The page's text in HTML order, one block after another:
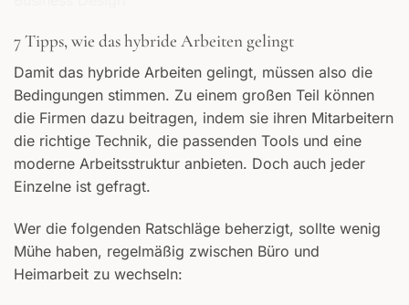
7 Tipps, wie das hybride Arbeiten gelingt
Damit das hybride Arbeiten gelingt, müssen also die
Bedingungen stimmen. Zu einem großen Teil können
die Firmen dazu beitragen, indem sie ihren Mitarbeitern
die richtige Technik, die passenden Tools und eine
moderne Arbeitsstruktur anbieten. Doch auch jeder
Einzelne ist gefragt.
Wer die folgenden Ratschläge beherzigt, sollte wenig
Mühe haben, regelmäßig zwischen Büro und
Heimarbeit zu wechseln: